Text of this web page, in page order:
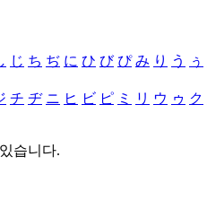
じ ち ぢ に ひ び ぴ み り う ぅ
チ ヂ ニ ヒ ビ ピ ミ リ ウ ゥ ク
습니다.